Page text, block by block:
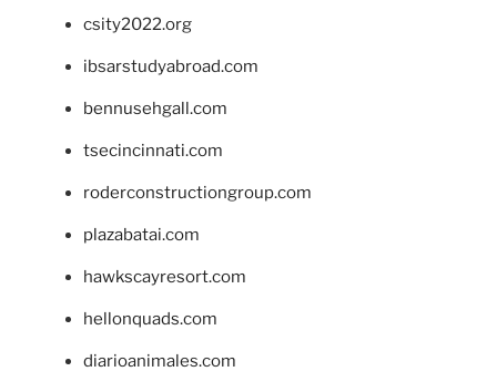
csity2022.org
ibsarstudyabroad.com
bennusehgall.com
tsecincinnati.com
roderconstructiongroup.com
plazabatai.com
hawkscayresort.com
hellonquads.com
diarioanimales.com